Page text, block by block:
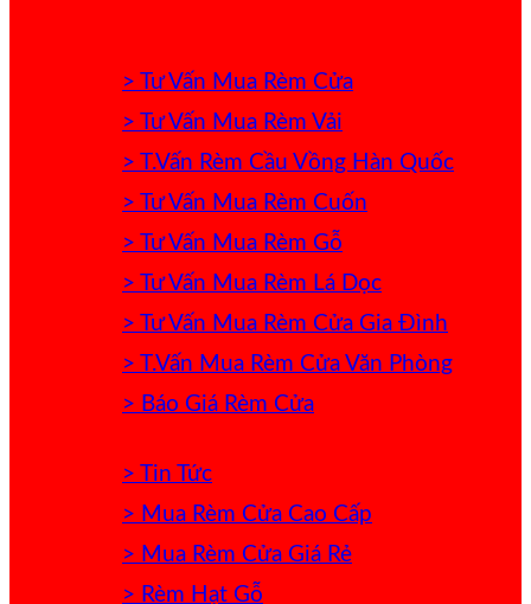
> Tư Vấn Mua Rèm Cửa
> Tư Vấn Mua Rèm Vải
> T.Vấn Rèm Cầu Vồng Hàn Quốc
> Tư Vấn Mua Rèm Cuốn
> Tư Vấn Mua Rèm Gỗ
> Tư Vấn Mua Rèm Lá Dọc
> Tư Vấn Mua Rèm Cửa Gia Đình
> T.Vấn Mua Rèm Cửa Văn Phòng
> Báo Giá Rèm Cửa
> Tin Tức
> Mua Rèm Cửa Cao Cấp
> Mua Rèm Cửa Giá Rẻ
> Rèm Hạt Gỗ